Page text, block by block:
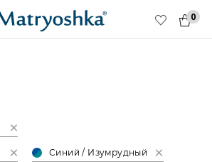
0
Синий / Изумрудный